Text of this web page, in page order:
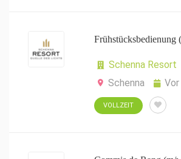
Frühstücksbedienung
Schenna Resort
Schenna
VOLLZEIT